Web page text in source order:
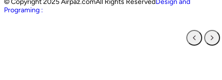
Programing :